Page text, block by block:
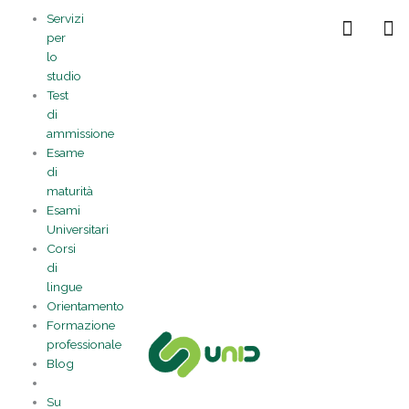
contenuto
Servizi
per
lo
studio
Test
di
ammissione
Esame
di
maturità
Esami
Universitari
Corsi
di
lingue
Orientamento
Formazione
professionale
Blog
Su